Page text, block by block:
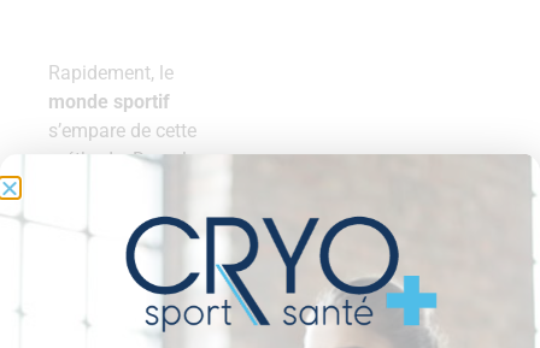
Rapidement, le
monde sportif
s’empare de cette
méthode. Dans les
préparateurs
physiques
l’intègrent aux
protocoles de